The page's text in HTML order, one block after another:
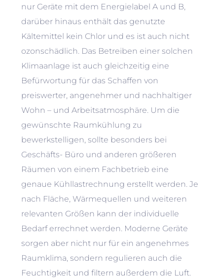
nur Geräte mit dem Energielabel A und B,
darüber hinaus enthält das genutzte
Kältemittel kein Chlor und es ist auch nicht
ozonschädlich. Das Betreiben einer solchen
Klimaanlage ist auch gleichzeitig eine
Befürwortung für das Schaffen von
preiswerter, angenehmer und nachhaltiger
Wohn – und Arbeitsatmosphäre. Um die
gewünschte Raumkühlung zu
bewerkstelligen, sollte besonders bei
Geschäfts- Büro und anderen größeren
Räumen von einem Fachbetrieb eine
genaue Kühllastrechnung erstellt werden. Je
nach Fläche, Wärmequellen und weiteren
relevanten Größen kann der individuelle
Bedarf errechnet werden. Moderne Geräte
sorgen aber nicht nur für ein angenehmes
Raumklima, sondern regulieren auch die
Feuchtigkeit und filtern außerdem die Luft.